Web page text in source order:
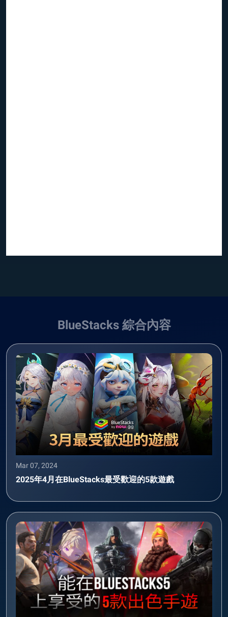
BlueStacks 綜合內容
Mar 07, 2024
2025年4月在BlueStacks最受歡迎的5款遊戲